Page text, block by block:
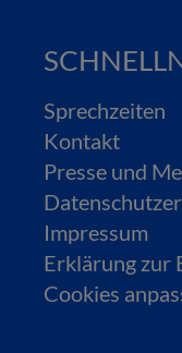
Sprechzeiten
Kontakt
Presse und
Impressum
Erklärung zur
Cookies